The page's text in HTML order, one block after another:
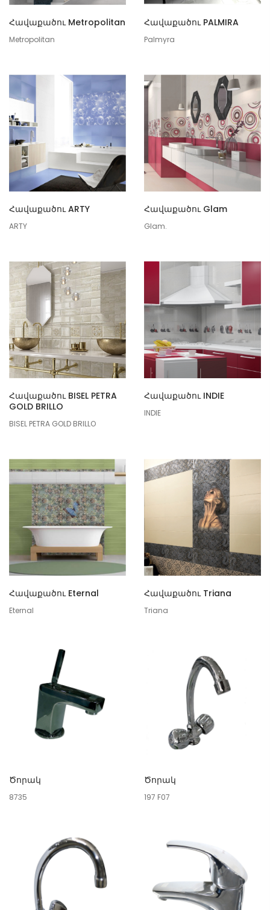
Հավաքածու Metropolitan
Metropolitan
Հավաքածու PALMIRA
Palmyra
Հավաքածու ARTY
ARTY
Հավաքածու Glam
Glam.
Հավաքածու BISEL PETRA
GOLD BRILLO
BISEL PETRA GOLD BRILLO
Հավաքածու INDIE
INDIE
Հավաքածու Eternal
Eternal
Հավաքածու Triana
Triana
Ծորակ
8735
Ծորակ
197 F07